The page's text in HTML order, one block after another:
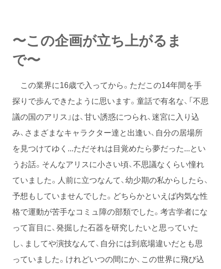
〜この企画が立ち上がるま
で〜
この業界に16歳で入ってから。ただこの14年間を手
探りで歩んできたように思います。童話で有名な、「不思
議の国のアリス」は、甘い誘惑につられ、迷宮に入り込
み、さまざまなキャラクター達と出逢い、自分の居場所
を見つけてゆく...ただそれは目覚めたら夢だった...とい
うお話。そんなアリスに小さい頃、不思議なくらい憧れ
ていました。人前に立つなんて、幼少期の私からしたら、
予想もしていませんでした。どちらかといえば内気な性
格で運動が苦手なコミュ障の部類でした。考古学者にな
って盲目に、発掘した石器を研究したいと思っていた
し、ましてや演技なんて、自分には到底場違いだとも思
っていました。けれどいつの間にか、この世界に飛び込